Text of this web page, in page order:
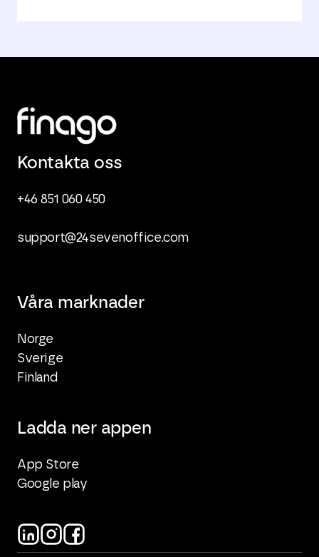
Kontakta oss
+46 851 060 450
support@24sevenoffice.com
Våra marknader
Norge
Sverige
Finland
Ladda ner appen
App Store
Google play